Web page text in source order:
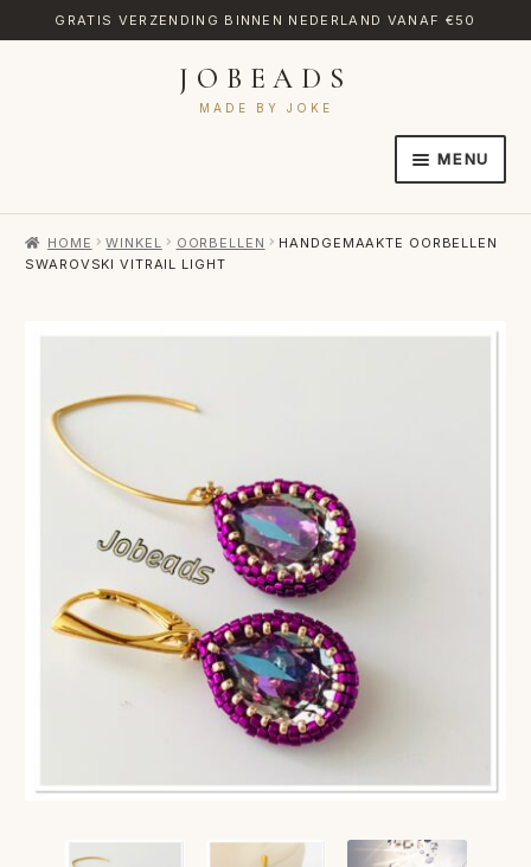
GRATIS VERZENDING BINNEN NEDERLAND VANAF €50
JOBEADS
MADE BY JOKE
MENU
AFREKENEN
MIJN ACCOUNT
RETOURNEREN
TRANSLATE
VERLANGLIJST
VERZENDKOSTEN
VOLG BESTELLING
HOME WINKEL OORBELLEN
HANDGEMAAKTE OORBELLEN
SWAROVSKI VITRAIL LIGHT